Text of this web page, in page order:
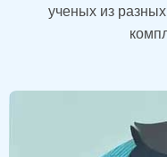
ученых из